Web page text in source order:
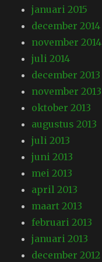
januari 2015
december 2014
november 2014
juli 2014
december 2013
november 2013
oktober 2013
augustus 2013
juli 2013
juni 2013
mei 2013
april 2013
maart 2013
februari 2013
januari 2013
december 2012